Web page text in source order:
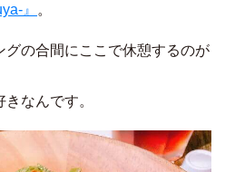
』
。
グの合間にここで休憩するのが
なんです。